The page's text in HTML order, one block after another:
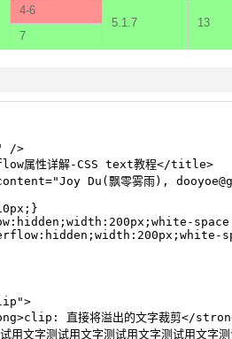
4-6
5.1.7
13
7